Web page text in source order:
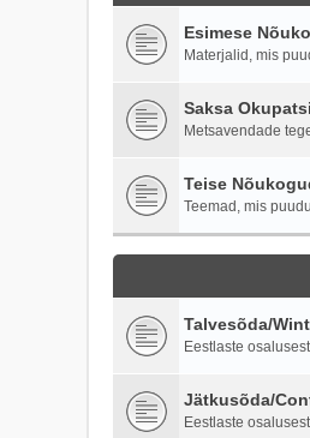
Esimese
Materjalid, mis
Saksa
Metsavendade
Teise
Teemad, mis
Talvesõda/
Eestlaste
Jätkusõda/
Eestlaste